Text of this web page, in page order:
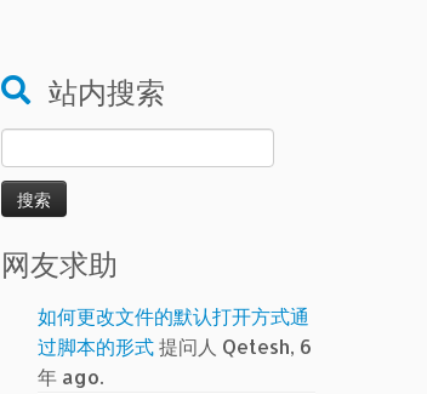
站内搜索
索：
网友求助
如何更改文件的默认打开方式通
过脚本的形式提问人 Qetesh, 6
年 ago.